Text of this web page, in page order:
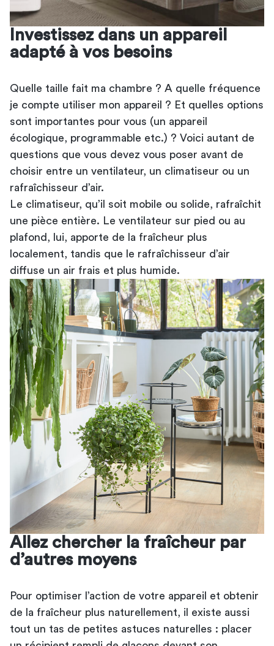
Investissez dans un appareil
adapté à vos besoins
Quelle taille fait ma chambre ? A quelle fréquence
je compte utiliser mon appareil ? Et quelles options
sont importantes pour vous (un appareil
écologique, programmable etc.) ? Voici autant de
questions que vous devez vous poser avant de
choisir entre un ventilateur, un climatiseur ou un
rafraîchisseur d’air.
Le climatiseur, qu’il soit mobile ou solide, rafraîchit
une pièce entière. Le ventilateur sur pied ou au
plafond, lui, apporte de la fraîcheur plus
localement, tandis que le rafraîchisseur d’air
diffuse un air frais et plus humide.
Allez chercher la fraîcheur par
d’autres moyens
Pour optimiser l’action de votre appareil et obtenir
de la fraîcheur plus naturellement, il existe aussi
tout un tas de petites astuces naturelles : placer